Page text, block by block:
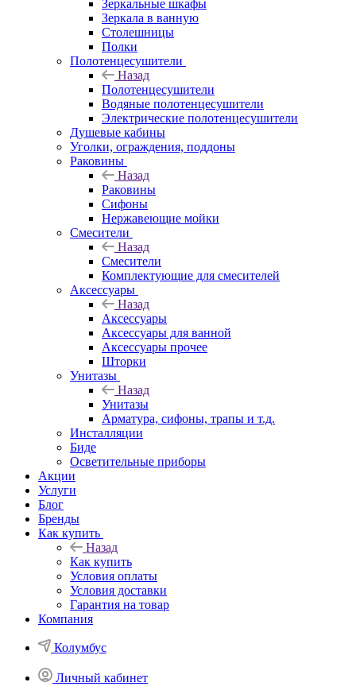
Зеркальные шкафы
Зеркала в ванную
Столешницы
Полки
Полотенцесушители
Назад
Полотенцесушители
Водяные полотенцесушители
Электрические полотенцесушители
Душевые кабины
Уголки, ограждения, поддоны
Раковины
Назад
Раковины
Сифоны
Нержавеющие мойки
Смесители
Назад
Смесители
Комплектующие для смесителей
Аксессуары
Назад
Аксессуары
Аксессуары для ванной
Аксессуары прочее
Шторки
Унитазы
Назад
Унитазы
Арматура, сифоны, трапы и т.д.
Инсталляции
Биде
Осветительные приборы
Акции
Услуги
Блог
Бренды
Как купить
Назад
Как купить
Условия оплаты
Условия доставки
Гарантия на товар
Компания
Колумбус
Личный кабинет